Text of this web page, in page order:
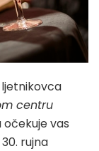
ljetnikovca
centru
očekuje vas
rujna